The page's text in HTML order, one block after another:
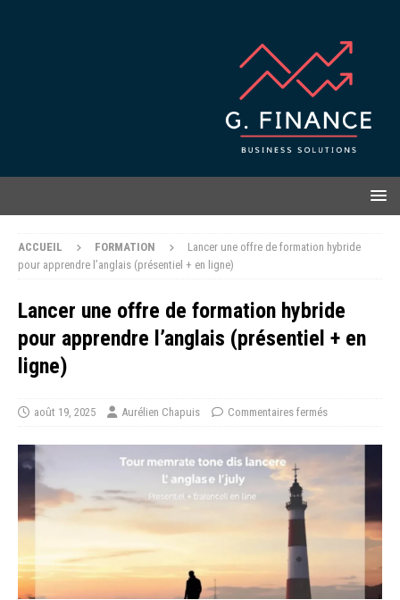
ACCUEIL FORMATION
Lancer une offre de formation hybride
pour apprendre l’anglais (présentiel + en ligne)
Lancer une offre de formation hybride
pour apprendre l’anglais (présentiel + en
ligne)
août 19, 2025 Aurélien Chapuis Commentaires fermés